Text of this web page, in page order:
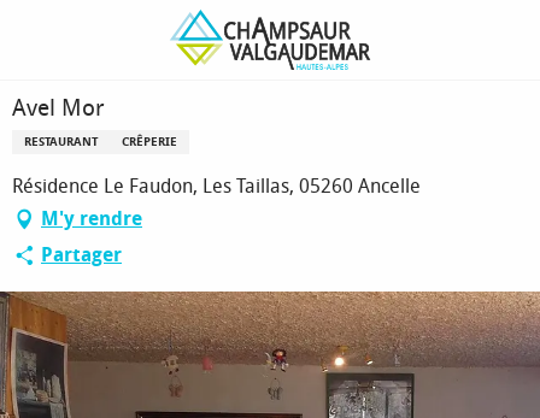
principal
Avel Mor
Avel Mor
RESTAURANT CRÊPERIE
Résidence Le Faudon, Les Taillas, 05260 Ancelle
M'y rendre
Partager